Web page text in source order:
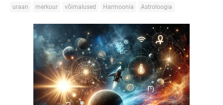
uraan merkuur võimalused Harmoonia Astroloogia